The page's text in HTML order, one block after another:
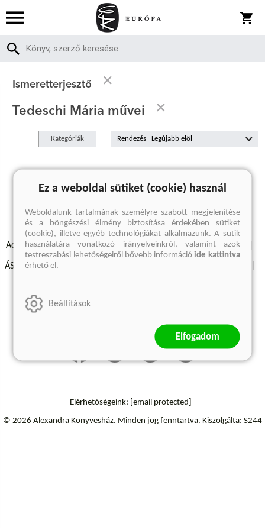
Ismeretterjesztő
Tedeschi Mária művei
Kategóriák Rendezés
A keresett kifejezésre nincs találat
Adatvédelmi szabályzatok Elállási felmondási nyilatkozat
ÁSZF - Vásárlási feltételek
Szállítási információk
Elérhetőségeink: [email protected]
© 2026 Alexandra Könyvesház. Minden jog fenntartva. Kiszolgálta: S244
Ez a weboldal sütiket (cookie) használ
Weboldalunk tartalmának személyre szabott megjelenítése
és a böngészési élmény biztosítása érdekében sütiket
(cookie), illetve egyéb technológiákat alkalmazunk. A sütik
használatára vonatkozó irányelveinkről, valamint azok
testreszabási lehetőségeiről bővebb információide kattintva
érhető el.
Beállítások
Elfogadom